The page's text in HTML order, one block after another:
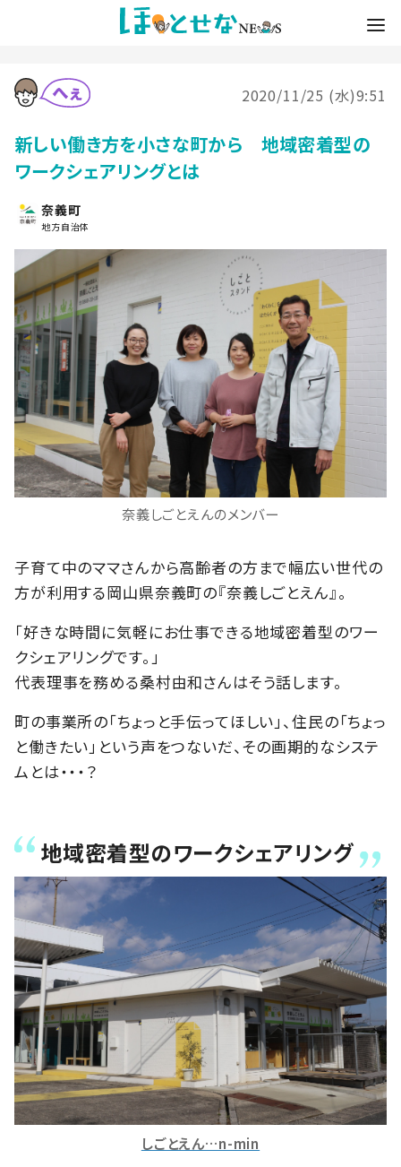
2020/11/25 (水)9:51
新しい働き方を小さな町から 地域密着型の
ワークシェアリングとは
奈義町
地方自治体
奈義しごとえんのメンバー
子育て中のママさんから高齢者の方まで幅広い世代の
方が利用する岡山県奈義町の『奈義しごとえん』。
「好きな時間に気軽にお仕事できる地域密着型のワー
クシェアリングです。」
代表理事を務める桑村由和さんはそう話します。
町の事業所の「ちょっと手伝ってほしい」、住民の「ちょっ
と働きたい」という声をつないだ、その画期的なシステ
ムとは・・・？
地域密着型のワークシェアリング
しごとえん…n-min